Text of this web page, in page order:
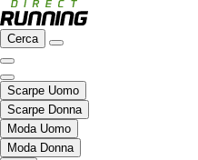
Cerca
Scarpe Uomo
Scarpe Donna
Moda Uomo
Moda Donna